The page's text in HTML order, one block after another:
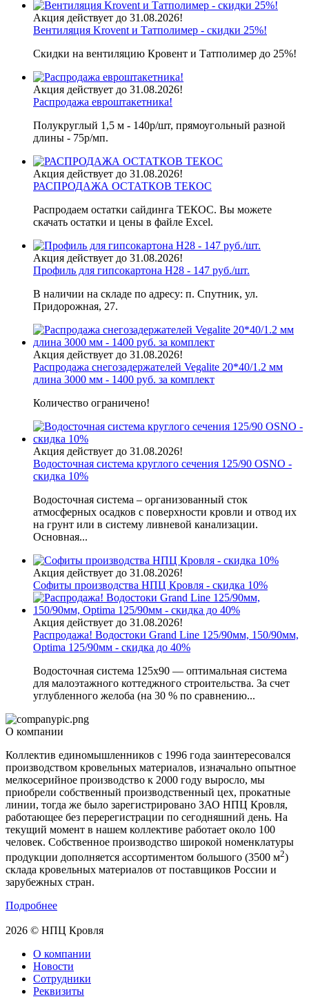
Акция действует до 31.08.2026!
Вентиляция Krovent и Татполимер - скидки 25%!
Скидки на вентиляцию Кровент и Татполимер до 25%!
Акция действует до 31.08.2026!
Распродажа евроштакетника!
Полукруглый 1,5 м - 140р/шт, прямоугольный разной
длины - 75р/мп.
Акция действует до 31.08.2026!
РАСПРОДАЖА ОСТАТКОВ ТЕКОС
Распродаем остатки сайдинга ТЕКОС. Вы можете
скачать остатки и цены в файле Excel.
Акция действует до 31.08.2026!
Профиль для гипсокартона H28 - 147 руб./шт.
В наличии на складе по адресу: п. Спутник, ул.
Придорожная, 27.
Акция действует до 31.08.2026!
Распродажа снегозадержателей Vegalite 20*40/1.2 мм
длина 3000 мм - 1400 руб. за комплект
Количество ограничено!
Акция действует до 31.08.2026!
Водосточная система круглого сечения 125/90 OSNO -
скидка 10%
Водосточная система – организованный сток
атмосферных осадков с поверхности кровли и отвод их
на грунт или в систему ливневой канализации.
Основная...
Акция действует до 31.08.2026!
Софиты производства НПЦ Кровля - скидка 10%
Акция действует до 31.08.2026!
Распродажа! Водостоки Grand Line 125/90мм, 150/90мм,
Optima 125/90мм - скидка до 40%
Водосточная система 125х90 — оптимальная система
для малоэтажного коттеджного строительства. За счет
углубленного желоба (на 30 % по сравнению...
О компании
Коллектив единомышленников с 1996 года заинтересовался
производством кровельных материалов, изначально опытное
мелкосерийное производство к 2000 году выросло, мы
приобрели собственный производственный цех, прокатные
линии, тогда же было зарегистрировано ЗАО НПЦ Кровля,
работающее без перерегистрации по сегодняшний день. На
текущий момент в нашем коллективе работает около 100
человек. Собственное производство широкой номенклатуры
продукции дополняется ассортиментом большого (3500 м2)
склада кровельных материалов от поставщиков России и
зарубежных стран.
Подробнее
2026 © НПЦ Кровля
О компании
Новости
Сотрудники
Реквизиты